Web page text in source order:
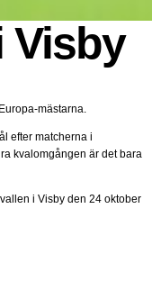
Visby
mästarna.
efter matcherna i
kvalomgången är det bara
i Visby den 24 oktober